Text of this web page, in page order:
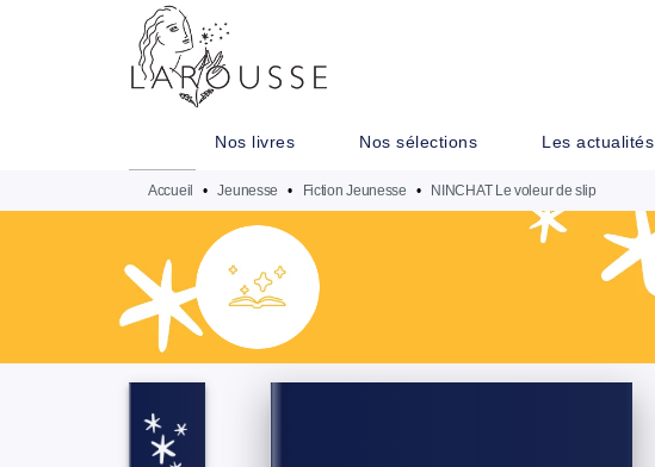
MENU
Nos livres Nos sélections Les actualités
Accueil • Jeunesse • Fiction Jeunesse • NINCHAT Le voleur de slip